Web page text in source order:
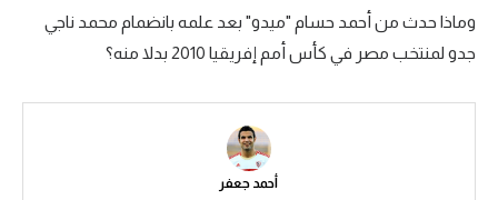
سعودي في الجول
الدوري الإنجليزي
الدوري الإسباني
وماذا حدث من أحمد حسام "ميدو" بعد علمه بانضمام محمد ناجي
جدو لمنتخب مصر في كأس أمم إفريقيا 2010 بدلا منه؟
أحمد جعفر